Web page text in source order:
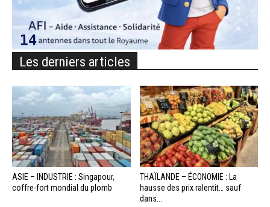
Les derniers articles
ASIE – INDUSTRIE : Singapour,
coffre-fort mondial du plomb
THAÏLANDE – ÉCONOMIE : La
hausse des prix ralentit… sauf
dans...